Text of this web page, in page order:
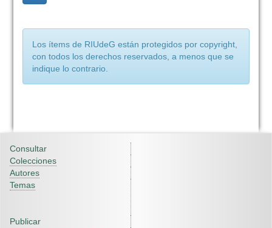
Los ítems de RIUdeG están protegidos por copyright,
con todos los derechos reservados, a menos que se
indique lo contrario.
Consultar
Colecciones
Autores
Temas
Publicar